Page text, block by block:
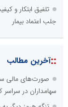
تلفیق ابتکار و
جلب اعتماد بیمار
::آخرین مطالب
سهامداران در سراسر